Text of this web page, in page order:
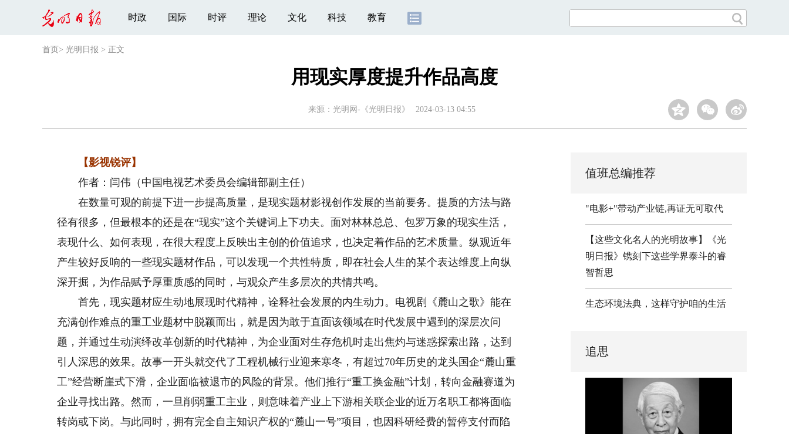
时政 国际 时评 理论 文化 科技 教育
首页 > 光明日报 > 正文
用现实厚度提升作品高度
来源： 光明网-《光明日报》 2024-03-13 04:55
【影视锐评】
作者：闫伟（中国电视艺术委员会编辑部副主任）
在数量可观的前提下进一步提高质量，是现实题材影视创作发展的当前要务。提质的方法与路
径有很多，但最根本的还是在“现实”这个关键词上下功夫。面对林林总总、包罗万象的现实生活，
表现什么、如何表现，在很大程度上反映出主创的价值追求，也决定着作品的艺术质量。纵观近年
产生较好反响的一些现实题材作品，可以发现一个共性特质，即在社会人生的某个表达维度上向纵
深开掘，为作品赋予厚重质感的同时，与观众产生多层次的共情共鸣。
首先，现实题材应生动地展现时代精神，诠释社会发展的内生动力。电视剧《麓山之歌》能在
充满创作难点的重工业题材中脱颖而出，就是因为敢于直面该领域在时代发展中遇到的深层次问
题，并通过生动演绎改革创新的时代精神，为企业面对生存危机时走出焦灼与迷惑探索出路，达到
引人深思的效果。故事一开头就交代了工程机械行业迎来寒冬，有超过70年历史的龙头国企“麓山重
工”经营断崖式下滑，企业面临被退市的风险的背景。他们推行“重工换金融”计划，转向金融赛道为
企业寻找出路。然而，一旦削弱重工主业，则意味着产业上下游相关联企业的近万名职工都将面临
转岗或下岗。与此同时，拥有完全自主知识产权的“麓山一号”项目，也因科研经费的暂停支付而陷
值班总编推荐
"电影+"带动产业链,再证无可取代
【这些文化名人的光明故事】《光
明日报》镌刻下这些学界泰斗的睿
智哲思
生态环境法典，这样守护咱的生活
追思